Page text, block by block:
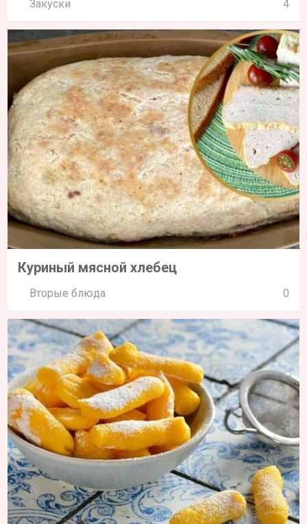
Закуски 4
Куриный мясной хлебец
Вторые блюда 0